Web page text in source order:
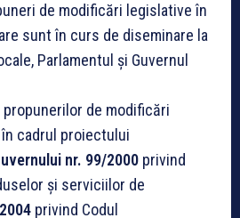
de modificări legislative în
sunt în curs de diseminare la
Parlamentul și Guvernul
de modificări
cadrul proiectului
nr. 99/2000 privind
și serviciilor de
privind Codul